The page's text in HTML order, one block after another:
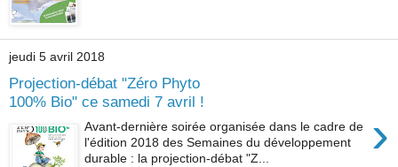
jeudi 5 avril 2018
Projection-débat "Zéro Phyto
100% Bio" ce samedi 7 avril !
›
Avant-dernière soirée organisée dans le cadre de
l'édition 2018 des Semaines du développement
durable : la projection-débat "Z...